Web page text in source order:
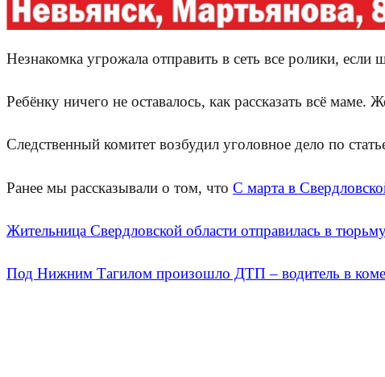
Незнакомка угрожала отправить в сеть все ролики, если
Ребёнку ничего не оставалось, как рассказать всё
Следственный комитет возбудил уголовное дело по
Ранее мы рассказывали о том, что С марта в
Жительница Свердловской области отправилась в
Под Нижним Тагилом произошло ДТП – водитель в коме